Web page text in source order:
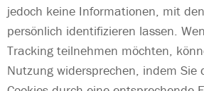
jedoch keine Informationen, mit
persönlich identifizieren lassen.
Tracking teilnehmen möchten,
Nutzung widersprechen, indem